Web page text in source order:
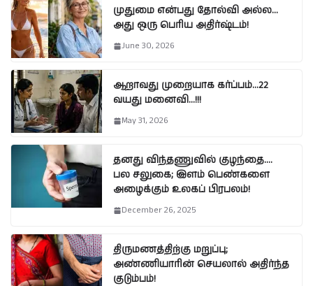
முதுமை என்பது தோல்வி அல்ல…
அது ஒரு பெரிய அதிர்ஷ்டம்!
June 30, 2026
ஆறாவது முறையாக கர்ப்பம்…22
வயது மனைவி…!!!
May 31, 2026
தனது விந்தணுவில் குழந்தை….
பல சலுகை; இளம் பெண்களை
அழைக்கும் உலகப் பிரபலம்!
December 26, 2025
திருமணத்திற்கு மறுப்பு;
அண்ணியாரின் செயலால் அதிர்ந்த
குடும்பம்!